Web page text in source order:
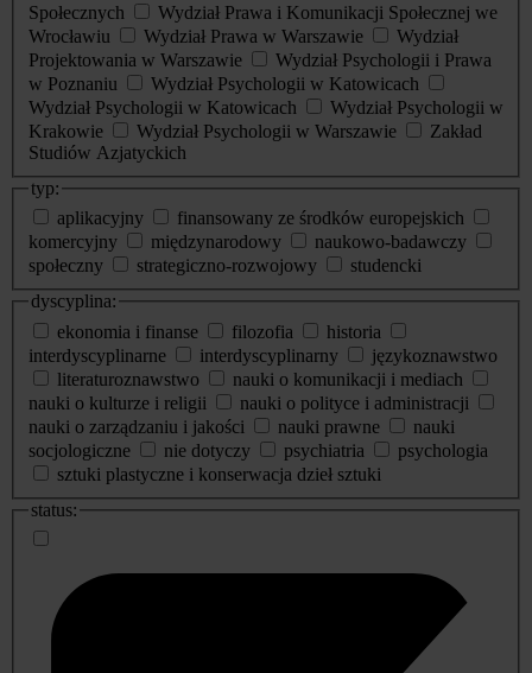
Społecznych
Wydział Prawa i Komunikacji Społecznej we
Wrocławiu
Wydział Prawa w Warszawie
Wydział
Projektowania w Warszawie
Wydział Psychologii i Prawa
w Poznaniu
Wydział Psychologii w Katowicach
Wydział Psychologii w Katowicach
Wydział Psychologii w
Krakowie
Wydział Psychologii w Warszawie
Zakład
Studiów Azjatyckich
typ:
aplikacyjny
finansowany ze środków europejskich
komercyjny
międzynarodowy
naukowo-badawczy
społeczny
strategiczno-rozwojowy
studencki
dyscyplina:
ekonomia i finanse
filozofia
historia
interdyscyplinarne
interdyscyplinarny
językoznawstwo
literaturoznawstwo
nauki o komunikacji i mediach
nauki o kulturze i religii
nauki o polityce i administracji
nauki o zarządzaniu i jakości
nauki prawne
nauki
socjologiczne
nie dotyczy psychiatria
psychologia
sztuki plastyczne i konserwacja dzieł sztuki
status: